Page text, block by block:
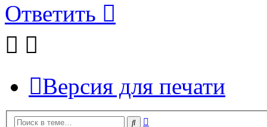
Ответить
Версия для печати
Поиск